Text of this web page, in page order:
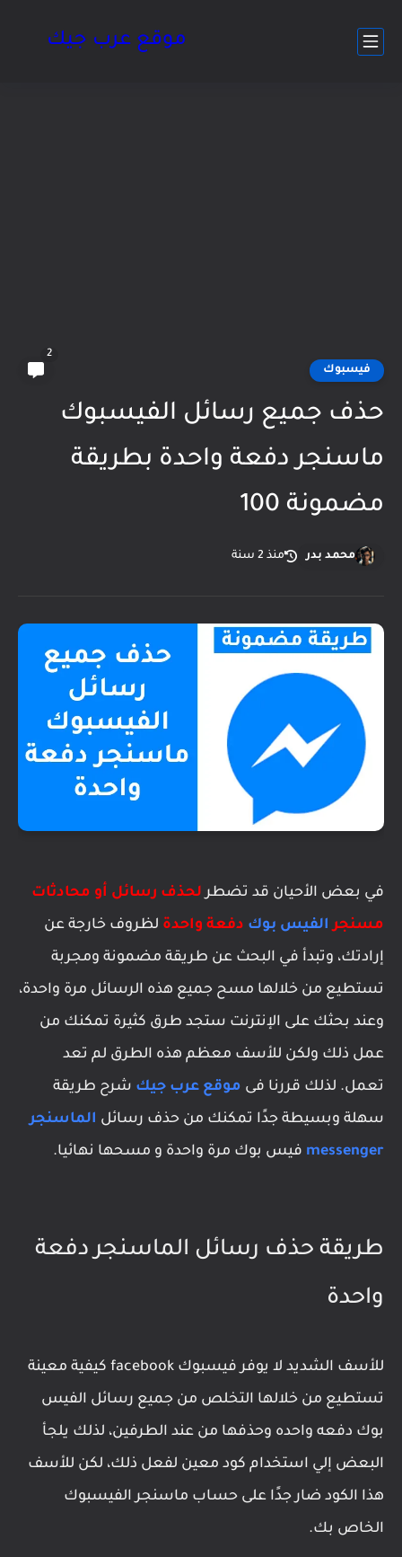
موقع عرب جيك
فيسبوك
2
حذف جميع رسائل الفيسبوك
ماسنجر دفعة واحدة بطريقة
مضمونة 100
محمد بدر منذ 2 سنة
في بعض الأحيان قد تضطرلحذف رسائل أو محادثات
مسنجر الفيس بوك دفعة واحدة لظروف خارجة عن
إرادتك، وتبدأ في البحث عن طريقة مضمونة ومجربة
تستطيع من خلالها مسح جميع هذه الرسائل مرة واحدة،
وعند بحثك على الإنترنت ستجد طرق كثيرة تمكنك من
عمل ذلك ولكن للأسف معظم هذه الطرق لم تعد
تعمل. لذلك قررنا فى موقع عرب جيك شرح طريقة
سهلة وبسيطة جدًا تمكنك من حذف رسائل الماسنجر
messenger فيس بوك مرة واحدة و مسحها نهائيا.
طريقة حذف رسائل الماسنجر دفعة
واحدة
للأسف الشديد لا يوفر فيسبوك facebook كيفية معينة
تستطيع من خلالها التخلص من جميع رسائل الفيس
بوك دفعه واحده وحذفها من عند الطرفين، لذلك يلجأ
البعض إلي استخدام كود معين لفعل ذلك، لكن للأسف
هذا الكود ضار جدًا على حساب ماسنجر الفيسبوك
الخاص بك.